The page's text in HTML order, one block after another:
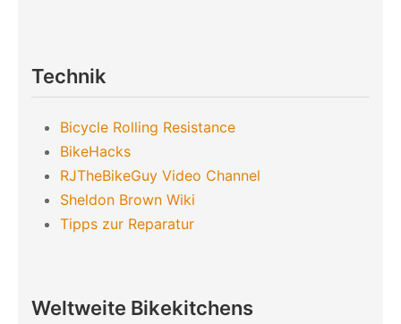
Technik
Bicycle Rolling Resistance
BikeHacks
RJTheBikeGuy Video Channel
Sheldon Brown Wiki
Tipps zur Reparatur
Weltweite Bikekitchens